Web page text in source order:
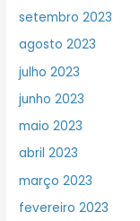
setembro 2023
agosto 2023
julho 2023
junho 2023
maio 2023
abril 2023
março 2023
fevereiro 2023